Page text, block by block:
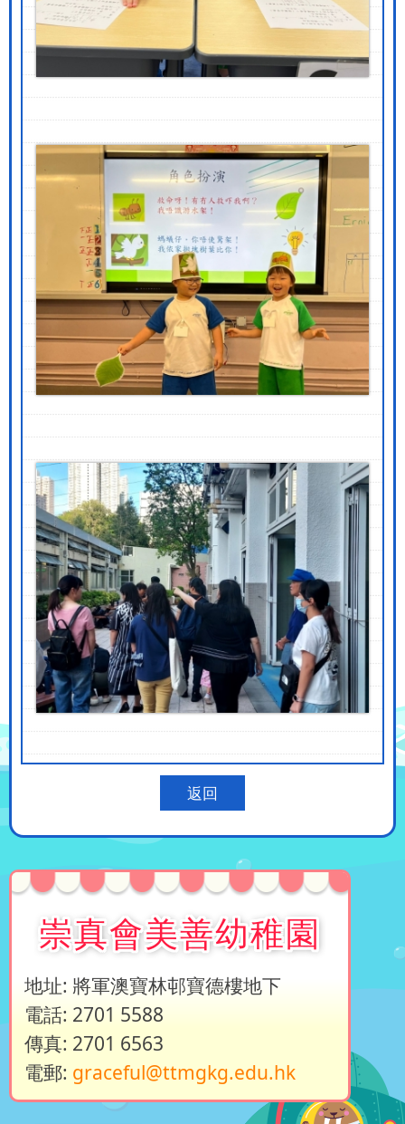
返回
崇真會美善幼稚園
地址: 將軍澳寶林邨寶德樓地下
電話: 2701 5588
傳真: 2701 6563
電郵: graceful@ttmgkg.edu.hk